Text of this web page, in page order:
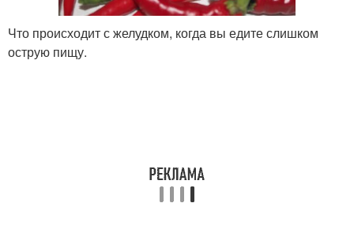
Что происходит с желудком, когда вы едите слишком
острую пищу.